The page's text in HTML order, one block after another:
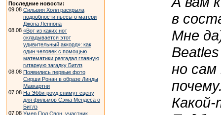
Последние новости:
09.08 Сильвия Холл раскрыла
подробности пьесы о матери
Джона Леннона
08.08 «Вот из каких нот
складывается этот
удивительный аккорд»: как
один человек с помощью
математики разгадал главную
гитарную загадку Битлз
08.08 Появились первые фото
Сирши Ронан в образе Линды
Маккартни
07.08 На Эбби-роуд снимут сцену
для фильмов Сэма Мендеса о
Битлз
07.08 Умер Пол Свон, участник
в
Мне
но сам